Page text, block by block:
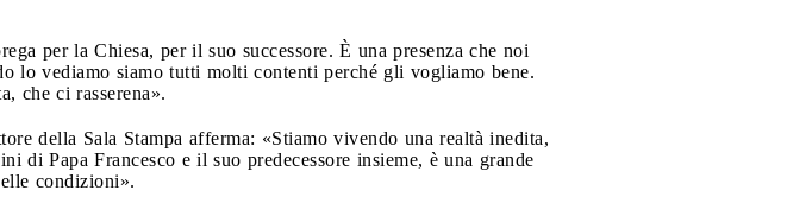
per la Chiesa, per il suo successore. È una presenza che noi
lo vediamo siamo tutti molti contenti perché gli vogliamo bene.
che ci rasserena».
della Sala Stampa afferma: «Stiamo vivendo una realtà inedita,
di Papa Francesco e il suo predecessore insieme, è una grande
condizioni».